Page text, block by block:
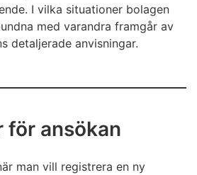
I vilka situationer bolagen
med varandra framgår av
detaljerade anvisningar.
för ansökan
man vill registrera en ny